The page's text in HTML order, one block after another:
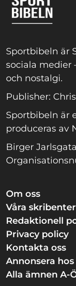
Sportbibeln är
sociala medier
och nostalgi.
Publisher:
Sportbibeln är
produceras av
Birger
Om oss
Våra skribenter
Redaktionell
Privacy policy
Kontakta oss
Annonsera hos
Alla ämnen A-